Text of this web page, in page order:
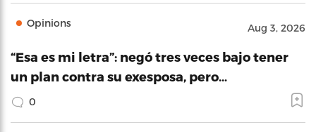
Opinions Aug 3, 2026
“Esa es mi letra”: negó tres veces bajo tener
un plan contra su exesposa, pero…
0